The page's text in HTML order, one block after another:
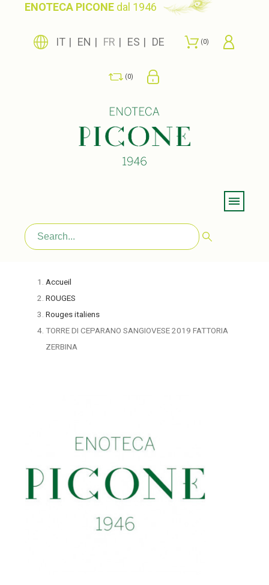
ENOTECA PICONE dal 1946
IT EN FR ES DE 0
0
Accueil
ROUGES
Rouges italiens
TORRE DI CEPARANO SANGIOVESE 2019 FATTORIA
ZERBINA